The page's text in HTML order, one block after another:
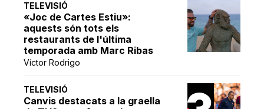
TELEVISIÓ
«Joc de Cartes Estiu»:
aquests són tots els
restaurants de l'última
temporada amb Marc Ribas
Víctor Rodrigo
TELEVISIÓ
Canvis destacats a la graella